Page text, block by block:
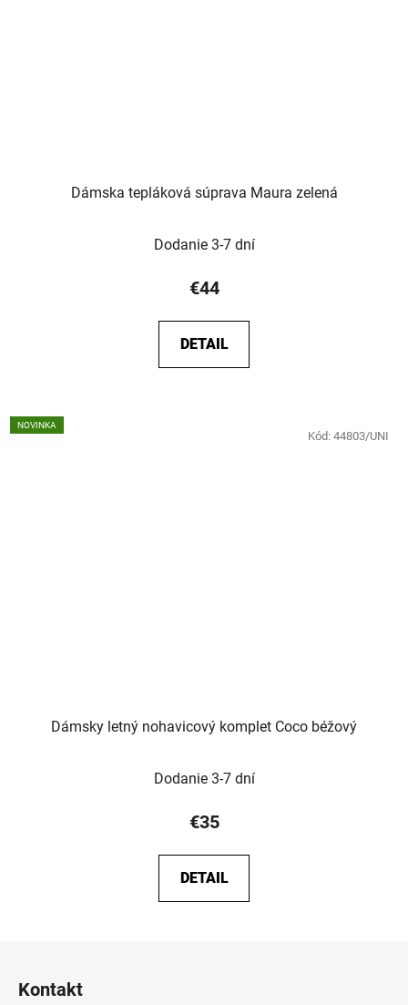
Dámska tepláková súprava Maura zelená
Dodanie 3-7 dní
€44
DETAIL
NOVINKA
Dámsky letný nohavicový komplet Coco béžový
Dodanie 3-7 dní
€35
DETAIL
Kód: 44803/UNI
Kontakt